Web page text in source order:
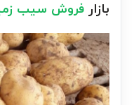
بازارفروش سیب